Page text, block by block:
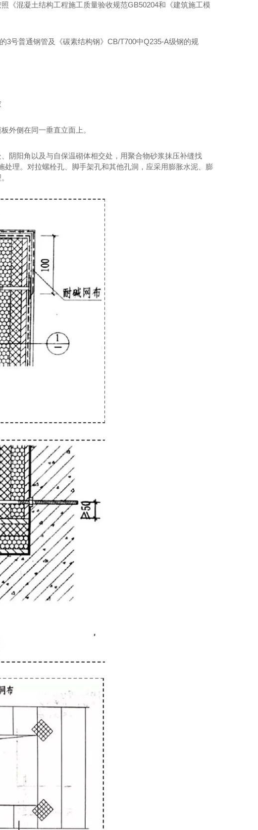
《混凝土结构工程施工质量验收规范GB50204和《建筑施工模
3号普通钢管及《碳素结构钢》CB/T700中Q235-A级钢的规
外侧在同一垂直立面上。
阴阳角以及与自保温砌体相交处，用聚合物砂浆抹压补缝找
理。对拉螺栓孔、脚手架孔和其他孔洞，应采用膨胀水泥、膨